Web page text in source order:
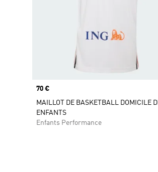
Prix
70 €
MAILLOT DE BASKETBALL DOMICILE
ENFANTS
Enfants Performance